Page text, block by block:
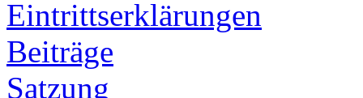
Eintrittserklärungen
Beiträge
Satzung